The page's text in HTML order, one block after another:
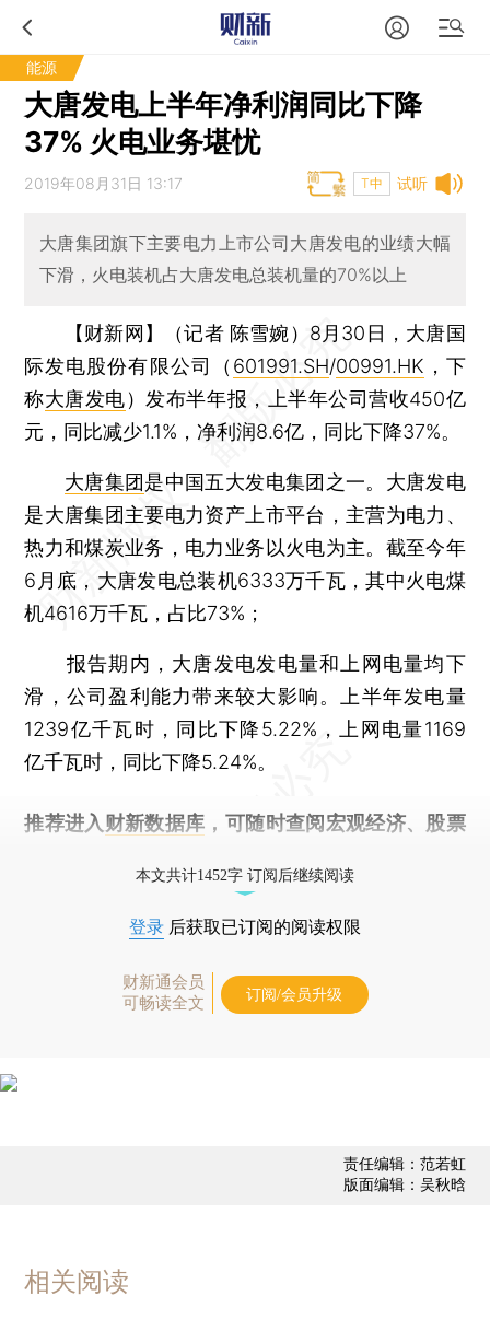
能源
大唐发电上半年净利润同比下降
37% 火电业务堪忧
试听
2019年08月31日 13:17 T中
大唐集团旗下主要电力上市公司大唐发电的业绩大幅
下滑，火电装机占大唐发电总装机量的70%以上
【财新网】（记者 陈雪婉） 8月30日，大唐国
际发电股份有限公司（ 601991.SH/00991.HK ，下
称大唐发电）发布半年报，上半年公司营收450亿
元，同比减少1.1%，净利润8.6亿，同比下降37%。
大唐集团是中国五大发电集团之一。大唐发电
是大唐集团主要电力资产上市平台，主营为电力、
热力和煤炭业务，电力业务以火电为主。截至今年
6月底，大唐发电总装机6333万千瓦，其中火电煤
机4616万千瓦，占比73%；
报告期内，大唐发电发电量和上网电量均下
滑，公司盈利能力带来较大影响。上半年发电量
1239亿千瓦时，同比下降5.22%，上网电量1169
亿千瓦时，同比下降5.24%。
推荐进入 财新数据库 ，可随时查阅宏观经济、股票
本文共计1452字 订阅后继续阅读
登录 后获取已订阅的阅读权限
财新通会员
可畅读全文
订阅/会员升级
责任编辑：范若虹
版面编辑：吴秋晗
相关阅读